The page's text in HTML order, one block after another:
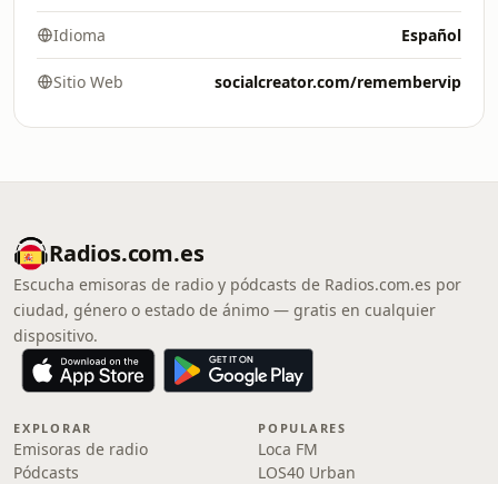
Idioma Español
Sitio Web socialcreator.com/remembervip
Radios.com.es
Escucha emisoras de radio y pódcasts de Radios.com.es por
ciudad, género o estado de ánimo — gratis en cualquier
dispositivo.
EXPLORAR
Emisoras de radio
Pódcasts
POPULARES
Loca FM
LOS40 Urban